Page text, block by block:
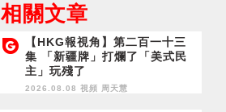
相關文章
【HKG報視角】第二百一十三
集 「新疆牌」打爛了「美式民
主」玩殘了
2026.08.08 視頻 周天慧